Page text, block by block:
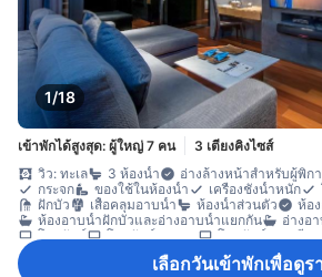
1/18
เข้าพักได้สูงสุด: ผู้ใหญ่ 7 คน
3 เตียงคิงไซส์
วิว: ทะเล
3 ห้องน้ำ อ่างล้างหน้าสำหรับผู้พิก
กระจก
ของใช้ในห้องน้ำ เครื่องชั่งน้ำหนัก
ฝักบัว
เสื้อคลุมอาบน้ำ ห้องน้ำส่วนตัว
ห้อ
ห้องอาบน้ำฝักบัวและอ่างอาบน้ำแยกกัน
อ่างอ
โทรทัศน์
โทรทัศน์จอแบน โทรทัศน์ดาวเทียม
บริการภาพยนตร์แบบ On-demand
บริการสระ
อินเทอร์เน็ตไร้สาย (ฟรี)
เลือกวันเข้าพักเพื่อดูร